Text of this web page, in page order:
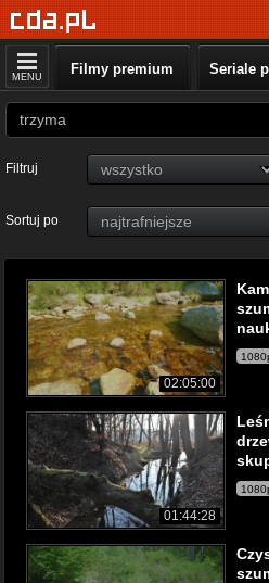
MENU Filmy premium Seriale
Filtruj
Sortuj po
02:05:00
01:44:28